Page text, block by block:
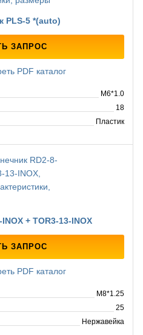
PLS-5 *(auto)
ЗАПРОС
PDF каталог
M6*1.0
18
Пластик
+ TOR3-13-INOX
ЗАПРОС
PDF каталог
M8*1.25
25
Нержавейка